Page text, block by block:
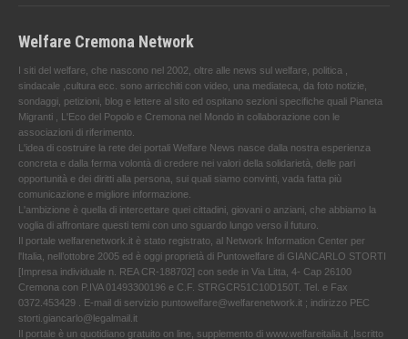
Welfare Cremona Network
I siti del welfare, che nascono nel 2002, oltre alle news sul welfare, politica ,
sindacale ,cultura ecc. sono arricchiti con video, una mediateca, da foto notizie,
sondaggi, petizioni, blog e lettere al sito ed ospitano sezioni specifiche quali Pianeta
Migranti , L'Eco del Popolo e Cremona nel Mondo in collaborazione con le
associazioni di riferimento.
L'idea di costruire la rete dei portali Welfare News nasce dalla nostra esperienza
concreta e dalla ferma volontà di credere nei valori della solidarietà, delle pari
opportunità e dei diritti alla persona, sui quali siamo convinti, vada fatta più
comunicazione e migliore informazione.
L'ambizione è quella di intercettare quei cittadini, giovani o anziani, che abbiamo la
voglia di affrontare questi temi con uno sguardo lungo verso il futuro.
Il portale welfarenetwork.it è stato registrato, al Network Information Center per
l'Italia, nell’ottobre 2005 ed è oggi proprietà di Puntowelfare di GIANCARLO STORTI
[Impresa individuale n. REA CR-188702] con sede in Via Litta, 4- Cap 26100
Cremona con P.IVA 01493300196 e C.F. STRGCR51C10D150T. Tel. e Fax
0372.453429 . E-mail di servizio puntowelfare@welfarenetwork.it ; indirizzo PEC
storti.giancarlo@legalmail.it
Il portale è un quotidiano gratuito on line, supplemento di www.welfareitalia.it ,Iscritto